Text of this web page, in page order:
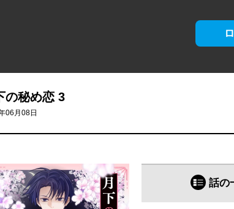
の秘め恋 3
06月08日
話の